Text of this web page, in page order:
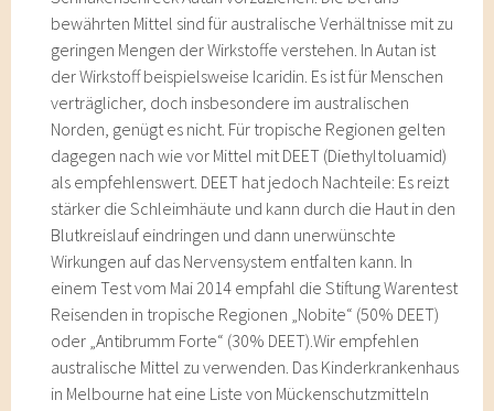
bewährten Mittel sind für australische Verhältnisse mit zu
geringen Mengen der Wirkstoffe verstehen. In Autan ist
der Wirkstoff beispielsweise Icaridin. Es ist für Menschen
verträglicher, doch insbesondere im australischen
Norden, genügt es nicht. Für tropische Regionen gelten
dagegen nach wie vor Mittel mit DEET (Diethyltoluamid)
als empfehlenswert. DEET hat jedoch Nachteile: Es reizt
stärker die Schleimhäute und kann durch die Haut in den
Blutkreislauf eindringen und dann unerwünschte
Wirkungen auf das Nervensystem entfalten kann. In
einem Test vom Mai 2014 empfahl die Stiftung Warentest
Reisenden in tropische Regionen „Nobite“ (50% DEET)
oder „Antibrumm Forte“ (30% DEET).Wir empfehlen
australische Mittel zu verwenden. Das Kinderkrankenhaus
in Melbourne hat eine Liste von Mückenschutzmitteln